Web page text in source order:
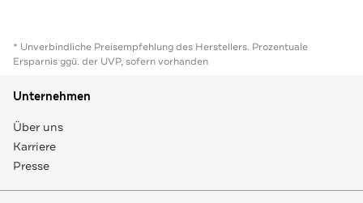
* Unverbindliche Preisempfehlung des Herstellers. Prozentuale
Ersparnis ggü. der UVP, sofern vorhanden
Unternehmen
Über uns
Karriere
Presse